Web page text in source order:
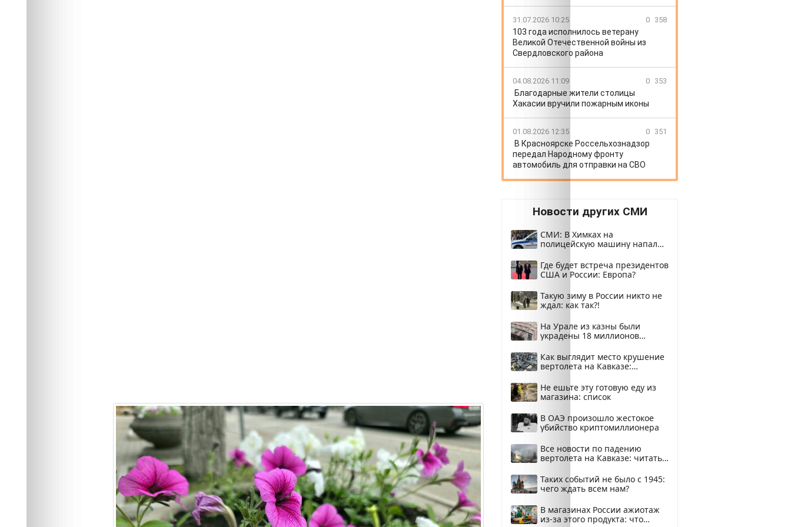
31.07.2026 10:25 0 358
103 года исполнилось ветерану
Великой Отечественной войны из
Свердловского района
04.08.2026 11:09 0 353
Благодарные жители столицы
Хакасии вручили пожарным иконы
01.08.2026 12:35 0 351
В Красноярске Россельхознадзор
передал Народному фронту
автомобиль для отправки на СВО
Новости других СМИ
СМИ: В Химках на
полицейскую машину напали
Где будет встреча президентов
США и России: Европа?
Такую зиму в России никто не
ждал: как так?!
На Урале из казны были
украдены 18 миллионов
Как выглядит место крушение
вертолета на Кавказе:
Не ешьте эту готовую еду из
магазина: список
В ОАЭ произошло жестокое
убийство криптомиллионера
Все новости по падению
вертолета на Кавказе: читать
Таких событий не было с 1945:
чего ждать всем нам?
В магазинах России ажиотаж
из-за этого продукта: что